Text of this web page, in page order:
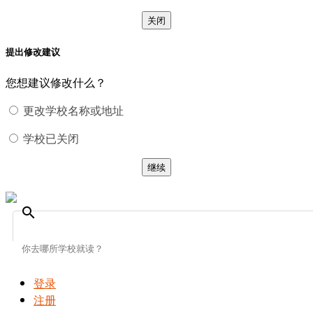
关闭
提出修改建议
您想建议修改什么？
更改学校名称或地址
学校已关闭
继续
search
登录
注册